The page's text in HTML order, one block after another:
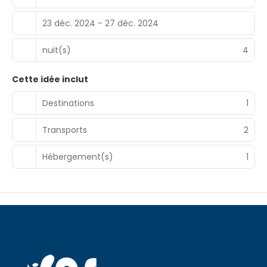
23 déc. 2024 - 27 déc. 2024
nuit(s) 4
Cette idée inclut
Destinations
1
Transports 2
Hébergement(s) 1